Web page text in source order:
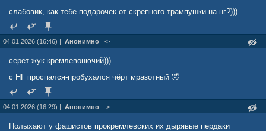
слабовик, как тебе подарочек от скрепного трампушки на нг?)))
04.01.2026 (16:46) | Анонимно ->
серет жук кремлевонючий)))
с НГ проспался-пробухался чёрт мразотный 🤣
04.01.2026 (16:29) | Анонимно ->
Полыхают у фашистов прокремлевских их дырявые пердаки